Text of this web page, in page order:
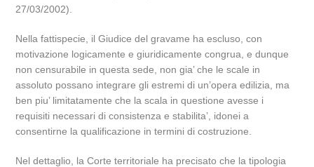
27/03/2002).
Nella fattispecie, il Giudice del gravame ha escluso, con
motivazione logicamente e giuridicamente congrua, e dunque
non censurabile in questa sede, non gia’ che le scale in
assoluto possano integrare gli estremi di un’opera edilizia, ma
ben piu’ limitatamente che la scala in questione avesse i
requisiti necessari di consistenza e stabilita’, idonei a
consentirne la qualificazione in termini di costruzione.
Nel dettaglio, la Corte territoriale ha precisato che la tipologia